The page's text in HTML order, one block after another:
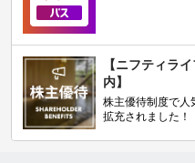
【ニフティラ
内】
株主優待制度で人
拡充されました！